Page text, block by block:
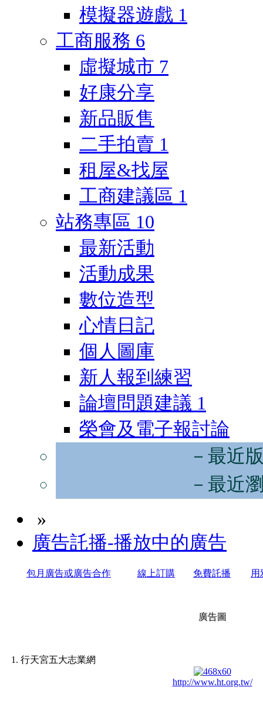
模擬器遊戲 1
工商服務 6
虛擬城市 7
好康分享
新品販售
二手拍賣 1
租屋&找屋
工商建議區 1
站務專區 10
最新活動
活動成果
數位造型
心情日記
個人圖庫
新人報到練習
論壇問題建議 1
榮會及電子報討論
－最近
－最近
»
廣告託播-播放中的廣告
包月廣告或廣告合作 線上訂購 免費託播 用
廣告圖
1. 行天宮五大志業網
http://www.ht.org.tw/